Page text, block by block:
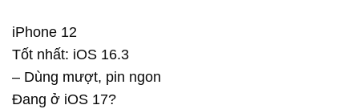
iPhone 12
Tốt nhất: iOS 16.3
– Dùng mượt, pin ngon
Đang ở iOS 17?